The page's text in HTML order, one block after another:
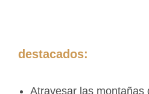
destacados:
Atravesar las montañas